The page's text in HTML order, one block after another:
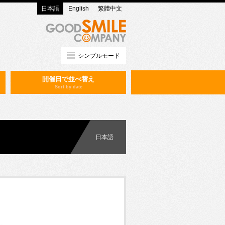
日本語 English 繁體中文
シンプルモード
開催日で並べ替え
Sort by date
日本語